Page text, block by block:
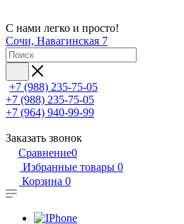
С нами легко и просто!
Сочи, Навагинская 7
+7 (988) 235-75-05
+7 (988) 235-75-05
+7 (964) 940-99-99
Заказать звонок
Сравнение0
Избранные товары 0
Корзина 0